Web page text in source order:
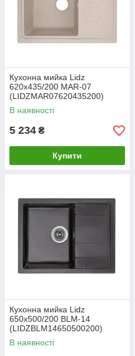
Кухонна мийка Lidz
620x435/200 MAR-07
(LIDZMAR07620435200)
В наявності
5 234 ₴
Купити
Кухонна мийка Lidz
650x500/200 BLM-14
(LIDZBLM14650500200)
В наявності